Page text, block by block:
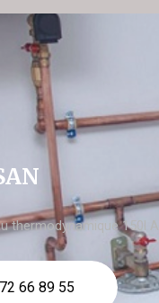
thermodynamique 150l
66 89 55